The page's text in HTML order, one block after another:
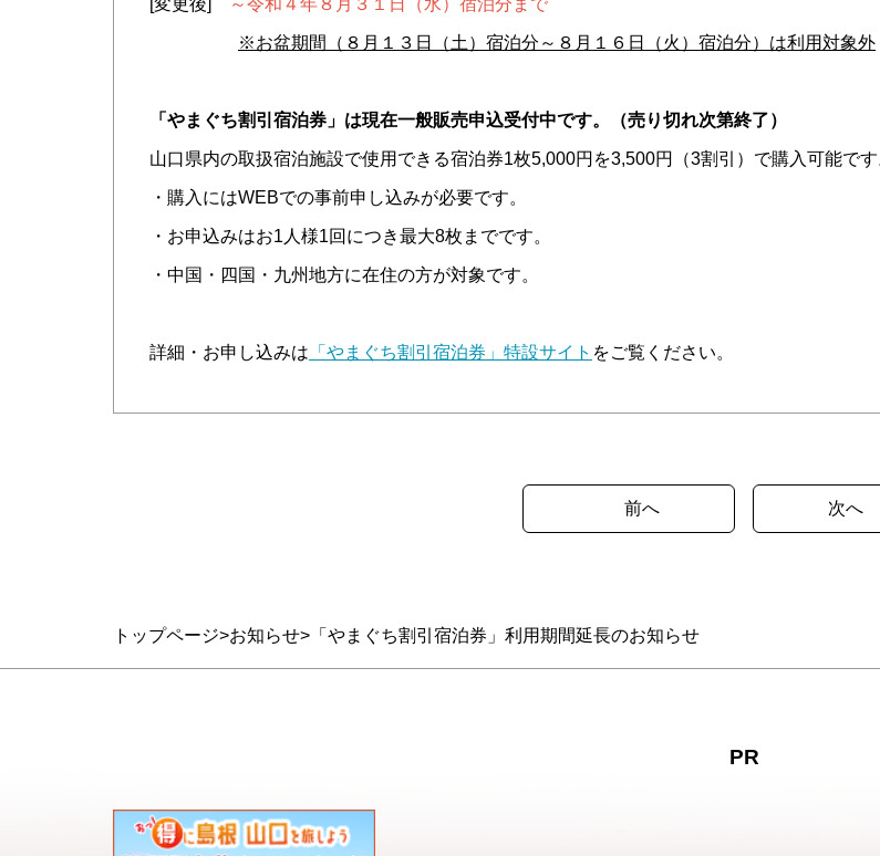
トップページ お知らせ 「やまぐち割引宿泊券」利用期間延長のお知らせ
[変更後] ～令和４年８月３１日（水）宿泊分まで
※お盆期間（８月１３日（土）宿泊分～８月１６日（火）宿泊分）は利用対象外
「やまぐち割引宿泊券」は現在一般販売申込受付中です。（売り切れ次第終了）
山口県内の取扱宿泊施設で使用できる宿泊券1枚5,000円を3,500円（3割引）で購入可能です
・購入にはWEBでの事前申し込みが必要です。
・お申込みはお1人様1回につき最大8枚までです。
・中国・四国・九州地方に在住の方が対象です。
詳細・お申し込みは 「やまぐち割引宿泊券」特設サイト をご覧ください。
前へ 次へ
PR